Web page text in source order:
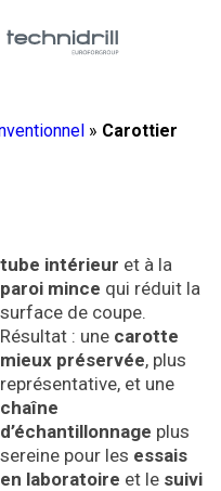
» Carottier
tube intérieur et à la
paroi mince qui réduit la
surface de coupe.
Résultat : une carotte
mieux préservée, plus
représentative, et une
chaîne
d’échantillonnage plus
sereine pour les essais
en laboratoire et le suivi